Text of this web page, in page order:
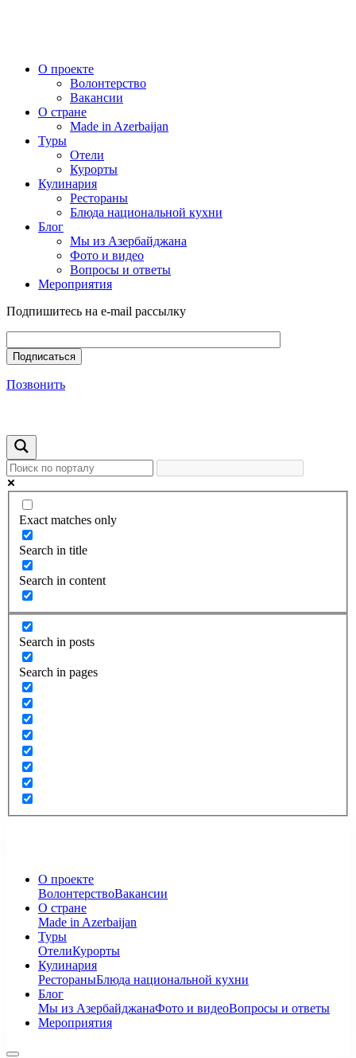
О проекте
Волонтерство
Вакансии
О стране
Made in Azerbaijan
Туры
Отели
Курорты
Кулинария
Рестораны
Блюда национальной кухни
Блог
Мы из Азербайджана
Фото и видео
Вопросы и ответы
Мероприятия
Подпишитесь на e-mail рассылку
Позвонить
Exact matches only
Search in title
Search in content
Search in posts
Search in pages
О проекте
ВолонтерствоВакансии
О стране
Made in Azerbaijan
Туры
ОтелиКурорты
Кулинария
РестораныБлюда национальной кухни
Блог
Мы из АзербайджанаФото и видеоВопросы и ответы
Мероприятия